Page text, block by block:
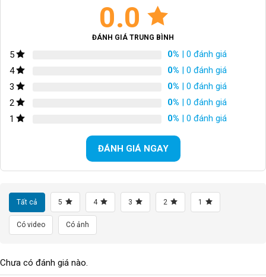
0.0
ĐÁNH GIÁ TRUNG BÌNH
5 0% | 0 đánh giá
4
0% | 0 đánh giá
3
0% | 0 đánh giá
2
0% | 0 đánh giá
1
0% | 0 đánh giá
ĐÁNH GIÁ NGAY
Tất cả 5 4 3 2 1
Có video Có ảnh
Chưa có đánh giá nào.